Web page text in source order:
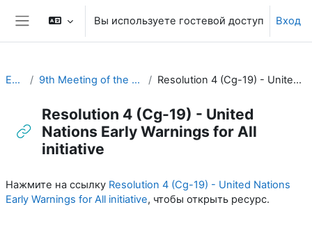
Перейти к основному содержанию
Боковая панель
Вы используете гостевой доступ Вход
EC-CDP 9th Meeting of the EC-CDP (22 & 23 April 2024) Resolution 4 (Cg-19) - United Nations Early Warnings for All initiative
Resolution 4 (Cg-19) - United
Nations Early Warnings for All
initiative
Нажмите на ссылку Resolution 4 (Cg-19) - United Nations
Early Warnings for All initiative, чтобы открыть ресурс.